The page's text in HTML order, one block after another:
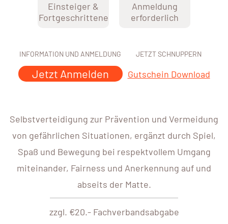
Einsteiger &
Fortgeschrittene
Anmeldung
erforderlich
INFORMATION UND ANMELDUNG
Jetzt Anmelden
JETZT SCHNUPPERN
Gutschein Download
Selbstverteidigung zur Prävention und Vermeidung
von gefährlichen Situationen, ergänzt durch Spiel,
Spaß und Bewegung bei respektvollem Umgang
miteinander, Fairness und Anerkennung auf und
abseits der Matte.
zzgl. €20.- Fachverbandsabgabe